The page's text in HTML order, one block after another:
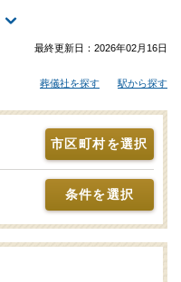
葬儀を行う式場と火葬場
軽減されます。その他、ご
く見受けられます。東松山
ら「みんなが選んだお葬
ぞれの機能や評価などをご
明点があれば、些細と思わ
ください。
儀の意味、費用相場や流れ
最終更新日： 2026年02月16日
葬儀社を探す 駅から探す
市区町村を選択
条件を選択